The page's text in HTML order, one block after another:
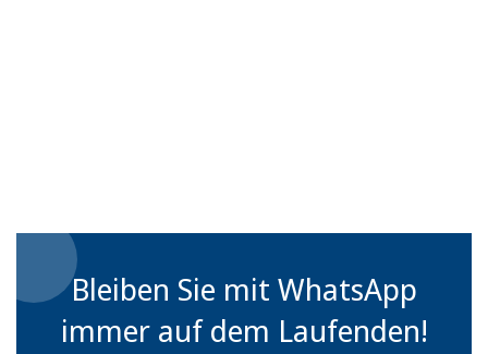
Bleiben Sie mit WhatsApp
immer auf dem Laufenden!